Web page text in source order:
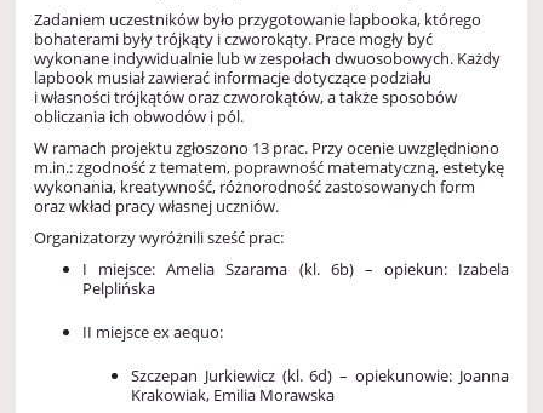
Zadaniem uczestników było przygotowanie lapbooka, którego
bohaterami były trójkąty i czworokąty. Prace mogły być
wykonane indywidualnie lub w zespołach dwuosobowych. Każdy
lapbook musiał zawierać informacje dotyczące podziału
i własności trójkątów oraz czworokątów, a także sposobów
obliczania ich obwodów i pól.
W ramach projektu zgłoszono 13 prac. Przy ocenie uwzględniono
m.in.: zgodność z tematem, poprawność matematyczną, estetykę
wykonania, kreatywność, różnorodność zastosowanych form
oraz wkład pracy własnej uczniów.
Organizatorzy wyróżnili sześć prac:
I miejsce: Amelia Szarama (kl. 6b) – opiekun: Izabela
Pelplińska
II miejsce ex aequo:
Szczepan Jurkiewicz (kl. 6d) – opiekunowie: Joanna
Krakowiak, Emilia Morawska